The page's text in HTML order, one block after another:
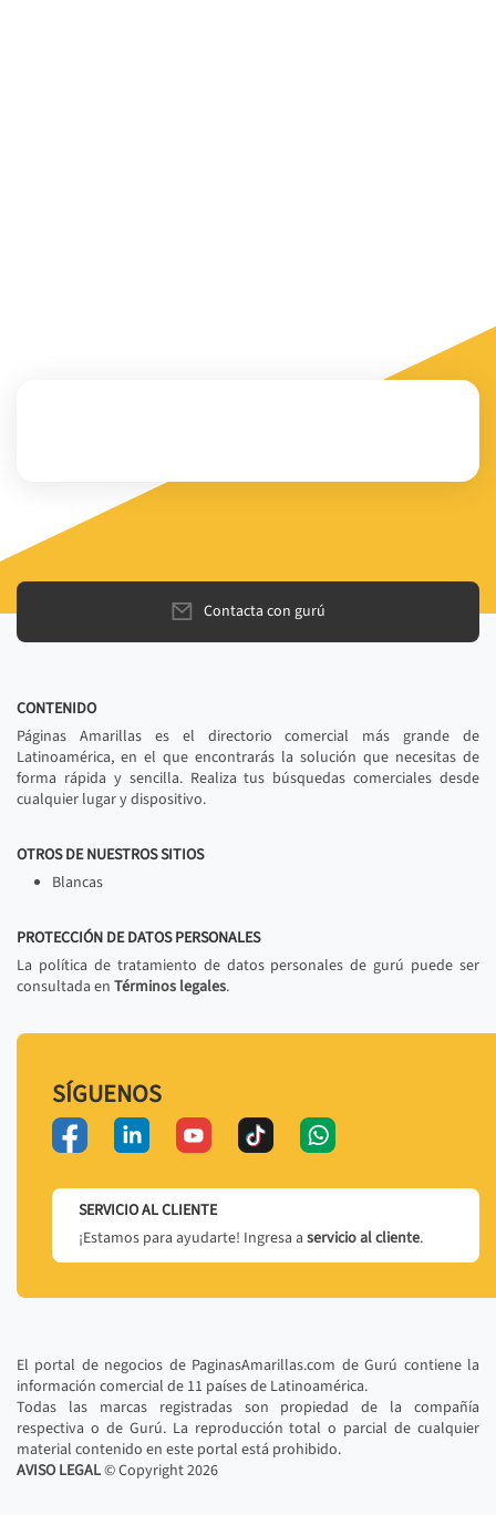
Contacta con gurú
CONTENIDO
Páginas Amarillas es el directorio comercial más grande de
Latinoamérica, en el que encontrarás la solución que necesitas de
forma rápida y sencilla. Realiza tus búsquedas comerciales desde
cualquier lugar y dispositivo.
OTROS DE NUESTROS SITIOS
Blancas
PROTECCIÓN DE DATOS PERSONALES
La política de tratamiento de datos personales de gurú puede ser
consultada en Términos legales.
SÍGUENOS
SERVICIO AL CLIENTE
¡Estamos para ayudarte! Ingresa a servicio al cliente.
El portal de negocios de PaginasAmarillas.com de Gurú contiene la
información comercial de 11 países de Latinoamérica.
Todas las marcas registradas son propiedad de la compañía
respectiva o de Gurú. La reproducción total o parcial de cualquier
material contenido en este portal está prohibido.
AVISO LEGAL© Copyright2026